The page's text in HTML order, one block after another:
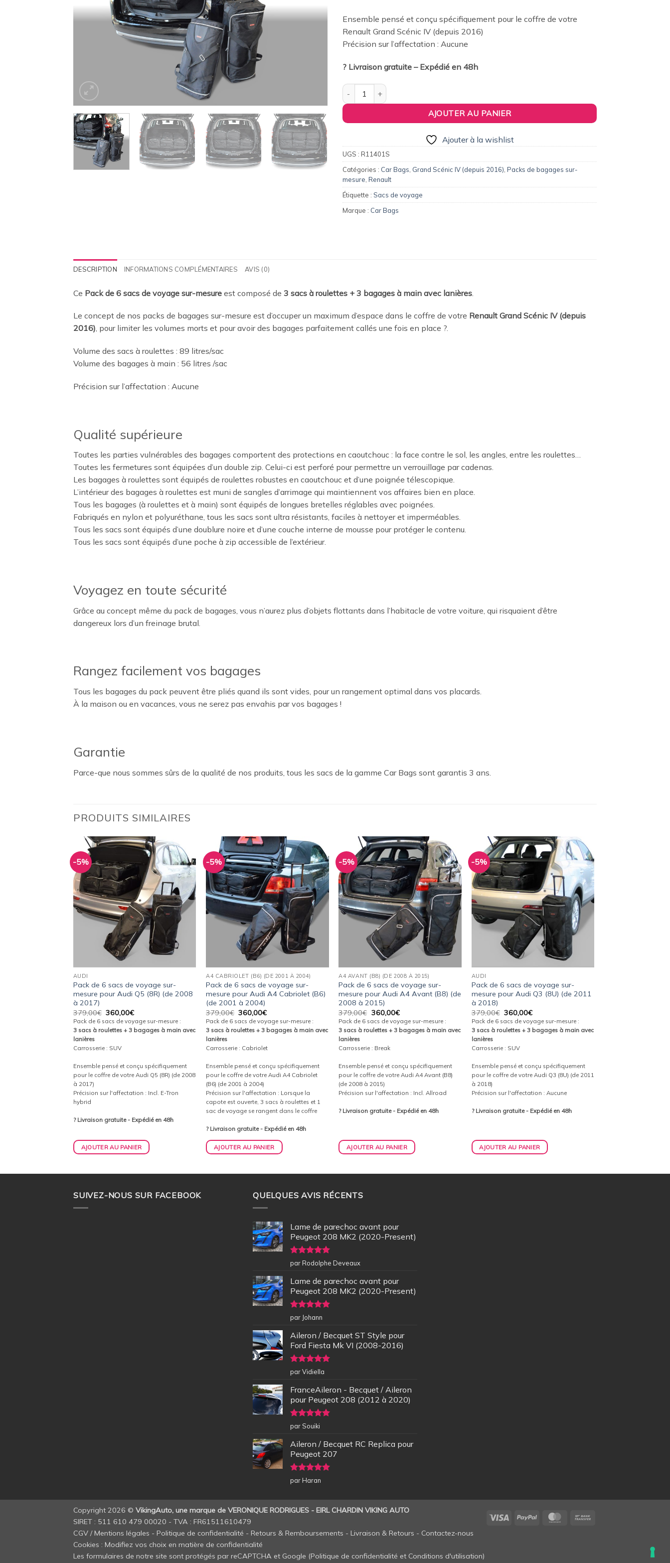
Ensemble pensé et conçu spécifiquement pour le coffre de votre
Renault Grand Scénic IV (depuis 2016)
Précision sur l’affectation : Aucune
? Livraison gratuite – Expédié en 48h
quantité de Pack de 6 sacs de voyage sur-mesure pour Renault Grand Scénic IV (depuis 2016)
AJOUTER AU PANIER
Ajouter à la wishlist
UGS : R11401S
Catégories : Car Bags Grand Scénic IV (depuis 2016) Packs de bagages sur-
mesure Renault
Étiquette : Sacs de voyage
Marque : Car Bags
DESCRIPTION INFORMATIONS COMPLÉMENTAIRES AVIS (0)
Ce Pack de 6 sacs de voyage sur-mesure est composé de 3 sacs à roulettes + 3 bagages à main avec lanières
Le concept de nos packs de bagages sur-mesure est d’occuper un maximum d’espace dans le coffre de votre Renault Grand Scénic IV (depuis
2016), pour limiter les volumes morts et pour avoir des bagages parfaitement callés une fois en place ?.
Volume des sacs à roulettes : 89 litres/sac
Volume des bagages à main : 56 litres /sac
Précision sur l’affectation : Aucune
Qualité supérieure
Toutes les parties vulnérables des bagages comportent des protections en caoutchouc : la face contre le sol, les angles, entre les roulettes…
Toutes les fermetures sont équipées d’un double zip. Celui-ci est perforé pour permettre un verrouillage par cadenas.
Les bagages à roulettes sont équipés de roulettes robustes en caoutchouc et d’une poignée télescopique.
L’intérieur des bagages à roulettes est muni de sangles d’arrimage qui maintiennent vos affaires bien en place.
Tous les bagages (à roulettes et à main) sont équipés de longues bretelles réglables avec poignées.
Fabriqués en nylon et polyuréthane, tous les sacs sont ultra résistants, faciles à nettoyer et imperméables.
Tous les sacs sont équipés d’une doublure noire et d’une couche interne de mousse pour protéger le contenu.
Tous les sacs sont équipés d’une poche à zip accessible de l’extérieur.
Voyagez en toute sécurité
Grâce au concept même du pack de bagages, vous n’aurez plus d’objets flottants dans l’habitacle de votre voiture, qui risquaient d’être
dangereux lors d’un freinage brutal.
Rangez facilement vos bagages
Tous les bagages du pack peuvent être pliés quand ils sont vides, pour un rangement optimal dans vos placards.
À la maison ou en vacances, vous ne serez pas envahis par vos bagages !
Garantie
Parce-que nous sommes sûrs de la qualité de nos produits, tous les sacs de la gamme Car Bags sont garantis 3 ans.
PRODUITS SIMILAIRES
-5%
Ajouter
à la
wishlist
AUDI
Pack de 6 sacs de voyage sur-
mesure pour Audi Q5 (8R) (de 2008
à 2017)
379,00€ Le
prix
initial
était :
360,00€Le
prix
actuel
est :
Pack de 6 sacs de voyage sur-mesure :
3 sacs à roulettes + 3 bagages à main avec
lanières
Carrosserie : SUV
Ensemble pensé et conçu spécifiquement
pour le coffre de votre Audi Q5 (8R) (de 2008
à 2017)
Précision sur l'affectation : Incl. E-Tron
hybrid
? Livraison gratuite - Expédié en 48h
AJOUTER AU PANIER
-5%
Ajouter
à la
wishlist
A4 CABRIOLET (B6) (DE 2001 À 2004)
Pack de 6 sacs de voyage sur-
mesure pour Audi A4 Cabriolet (B6)
(de 2001 à 2004)
379,00€ Le
prix
initial
était :
360,00€Le
prix
actuel
est :
Pack de 6 sacs de voyage sur-mesure :
3 sacs à roulettes + 3 bagages à main avec
lanières
Carrosserie : Cabriolet
Ensemble pensé et conçu spécifiquement
pour le coffre de votre Audi A4 Cabriolet
(B6) (de 2001 à 2004)
Précision sur l'affectation : Lorsque la
capote est ouverte, 3 sacs à roulettes et 1
sac de voyage se rangent dans le coffre
? Livraison gratuite - Expédié en 48h
AJOUTER AU PANIER
-5%
Ajouter
à la
wishlist
A4 AVANT (B8) (DE 2008 À 2015)
Pack de 6 sacs de voyage sur-
mesure pour Audi A4 Avant (B8) (de
2008 à 2015)
379,00€ Le
prix
initial
était :
360,00€Le
prix
actuel
est :
Pack de 6 sacs de voyage sur-mesure :
3 sacs à roulettes + 3 bagages à main avec
lanières
Carrosserie : Break
Ensemble pensé et conçu spécifiquement
pour le coffre de votre Audi A4 Avant (B8)
(de 2008 à 2015)
Précision sur l'affectation : Incl. Allroad
? Livraison gratuite - Expédié en 48h
AJOUTER AU PANIER
-5%
Ajouter
à la
wishlist
AUDI
Pack de 6 sacs de voyage sur-
mesure pour Audi Q3 (8U) (de 2011
à 2018)
379,00€ Le
prix
initial
était :
360,00€Le
prix
actuel
est :
Pack de 6 sacs de voyage sur-mesure :
3 sacs à roulettes + 3 bagages à main avec
lanières
Carrosserie : SUV
Ensemble pensé et conçu spécifiquement
pour le coffre de votre Audi Q3 (8U) (de 2011
à 2018)
Précision sur l'affectation : Aucune
? Livraison gratuite - Expédié en 48h
AJOUTER AU PANIER
SUIVEZ-NOUS SUR FACEBOOK QUELQUES AVIS RÉCENTS
Lame de parechoc avant pour
Peugeot 208 MK2 (2020-Present)
Note5sur
5
par Rodolphe Deveaux
Lame de parechoc avant pour
Peugeot 208 MK2 (2020-Present)
Note5sur
5
par Johann
Aileron / Becquet ST Style pour
Ford Fiesta Mk VI (2008-2016)
Note5sur
5
par Vidiella
FranceAileron - Becquet / Aileron
pour Peugeot 208 (2012 à 2020)
Note5sur
5
par Souiki
Aileron / Becquet RC Replica pour
Peugeot 207
Note5sur
5
par Haran
Visa PayPal MasterCard
Copyright 2026 © VikingAuto, une marque de VERONIQUE RODRIGUES - EIRL CHARDIN VIKING AUTO
SIRET : 511 610 479 00020 - TVA : FR61511610479
CGV / Mentions légales - Politique de confidentialité - Retours & Remboursements - Livraison & Retours - Contactez-nous
Cookies : Modifiez vos choix en matière de confidentialité
Les formulaires de notre site sont protégés par reCAPTCHA et Google (Politique de confidentialité et Conditions d'utilisation)